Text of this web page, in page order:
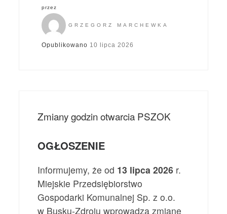
przez
GRZEGORZ MARCHEWKA
Opublikowano 10 lipca 2026
Zmiany godzin otwarcia PSZOK
OGŁOSZENIE
Informujemy, że od 13 lipca 2026 r.
Miejskie Przedsiębiorstwo
Gospodarki Komunalnej Sp. z o.o.
w Busku-Zdroju wprowadza zmianę